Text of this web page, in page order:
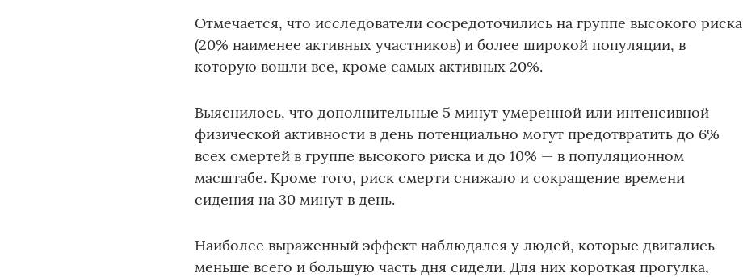
Отмечается, что исследователи сосредоточились на группе высокого риска
(20% наименее активных участников) и более широкой популяции, в
которую вошли все, кроме самых активных 20%.
Выяснилось, что дополнительные 5 минут умеренной или интенсивной
физической активности в день потенциально могут предотвратить до 6%
всех смертей в группе высокого риска и до 10% — в популяционном
масштабе. Кроме того, риск смерти снижало и сокращение времени
сидения на 30 минут в день.
Наиболее выраженный эффект наблюдался у людей, которые двигались
меньше всего и большую часть дня сидели. Для них короткая прогулка,